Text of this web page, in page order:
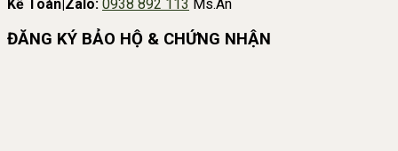
Kế Toán|Zalo: 0938 892 113 Ms.An
ĐĂNG KÝ BẢO HỘ & CHỨNG NHẬN